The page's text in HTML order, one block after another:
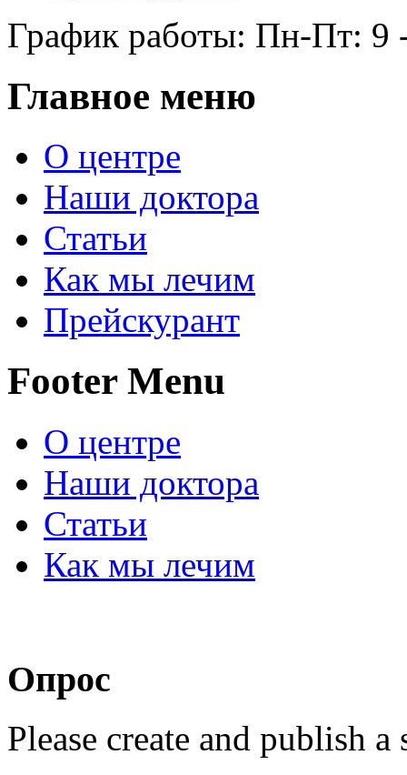
График работы: Пн-Пт: 9
Главное меню
О центре
Наши доктора
Статьи
Как мы лечим
Прейскурант
Footer Menu
О центре
Наши доктора
Статьи
Как мы лечим
Опрос
Please create and publish